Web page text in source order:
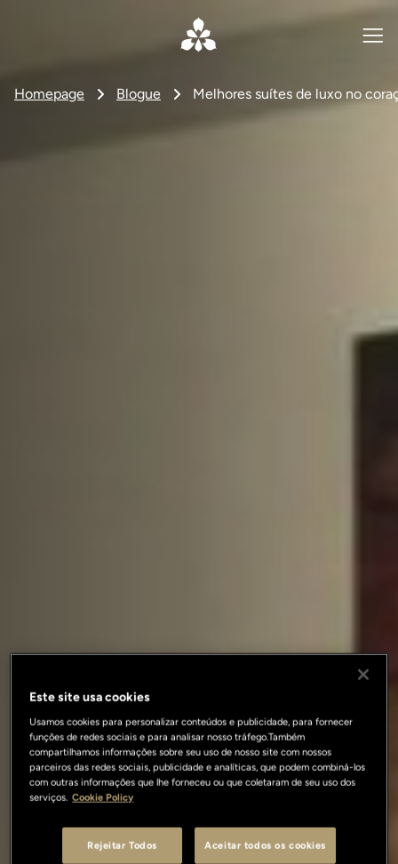
Homepage Blogue Melhores suítes de luxo no
Este site usa cookies
Usamos cookies para personalizar conteúdos e publicidade, para fornecer
funções de redes sociais e para analisar nosso tráfego.Também
compartilhamos informações sobre seu uso de nosso site com nossos
parceiros das redes sociais, publicidade e analíticas, que podem combiná-los
com outras informações que lhe forneceu ou que coletaram de seu uso dos
serviços. Cookie Policy
Rejeitar Todos Aceitar todos os cookies